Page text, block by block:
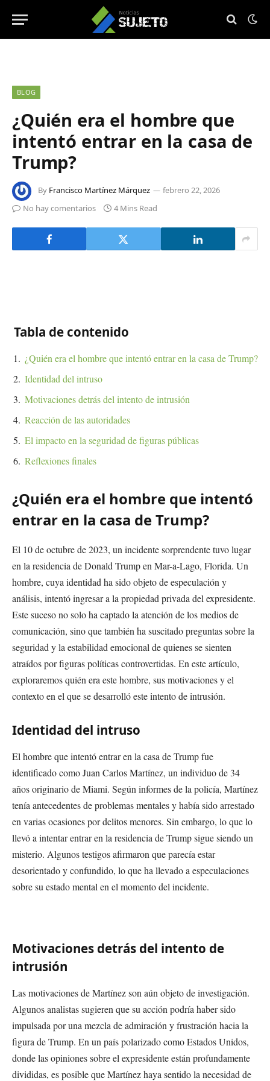
BLOG
¿Quién era el hombre que
intentó entrar en la casa de
Trump?
By Francisco Martínez Márquez
febrero 22, 2026
No hay comentarios
4 Mins Read
Tabla de contenido
¿Quién era el hombre que intentó entrar en la casa de Trump?
Identidad del intruso
Motivaciones detrás del intento de intrusión
Reacción de las autoridades
El impacto en la seguridad de figuras públicas
Reflexiones finales
¿Quién era el hombre que intentó
entrar en la casa de Trump?
El 10 de octubre de 2023, un incidente sorprendente tuvo lugar
en la residencia de Donald Trump en Mar-a-Lago, Florida. Un
hombre, cuya identidad ha sido objeto de especulación y
análisis, intentó ingresar a la propiedad privada del expresidente.
Este suceso no solo ha captado la atención de los medios de
comunicación, sino que también ha suscitado preguntas sobre la
seguridad y la estabilidad emocional de quienes se sienten
atraídos por figuras políticas controvertidas. En este artículo,
exploraremos quién era este hombre, sus motivaciones y el
contexto en el que se desarrolló este intento de intrusión.
Identidad del intruso
El hombre que intentó entrar en la casa de Trump fue
identificado como Juan Carlos Martínez, un individuo de 34
años originario de Miami. Según informes de la policía, Martínez
tenía antecedentes de problemas mentales y había sido arrestado
en varias ocasiones por delitos menores. Sin embargo, lo que lo
llevó a intentar entrar en la residencia de Trump sigue siendo un
misterio. Algunos testigos afirmaron que parecía estar
desorientado y confundido, lo que ha llevado a especulaciones
sobre su estado mental en el momento del incidente.
Motivaciones detrás del intento de
intrusión
Las motivaciones de Martínez son aún objeto de investigación.
Algunos analistas sugieren que su acción podría haber sido
impulsada por una mezcla de admiración y frustración hacia la
figura de Trump. En un país polarizado como Estados Unidos,
donde las opiniones sobre el expresidente están profundamente
divididas, es posible que Martínez haya sentido la necesidad de